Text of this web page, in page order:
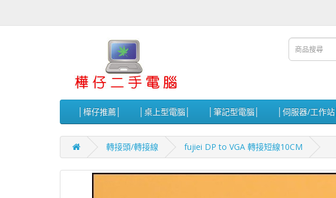
│樺仔推薦│ │桌上型電腦│ │筆記型電腦│ │伺服器/工作站│
轉接頭/轉接線 fujiei DP to VGA 轉接短線10CM